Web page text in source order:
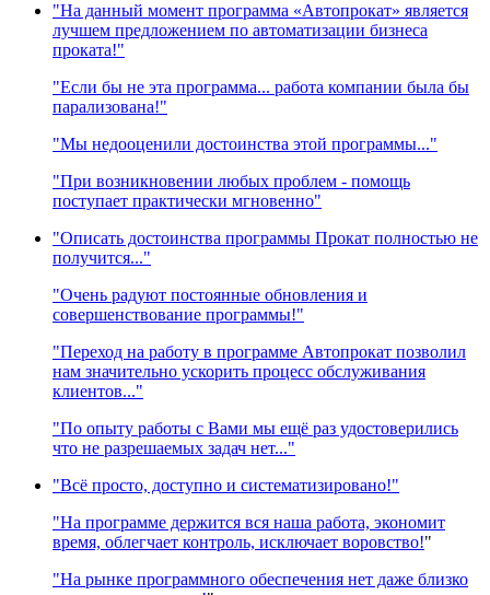
"На данный момент программа «Автопрокат» является
лучшем предложением по автоматизации бизнеса
проката!"
"Если бы не эта программа... работа компании была бы
парализована!"
"Мы недооценили достоинства этой программы..."
"При возникновении любых проблем - помощь
поступает практически мгновенно"
"Описать достоинства программы Прокат полностью не
получится..."
"Очень радуют постоянные обновления и
совершенствование программы!"
"Переход на работу в программе Автопрокат позволил
нам значительно ускорить процесс обслуживания
клиентов..."
"По опыту работы с Вами мы ещё раз удостоверились
что не разрешаемых задач нет..."
"Всё просто, доступно и систематизировано!"
"На программе держится вся наша работа, экономит
время, облегчает контроль, исключает воровство!"
"На рынке программного обеспечения нет даже близко